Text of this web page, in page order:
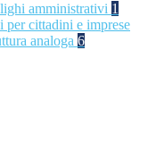
amministrativi 1
cittadini e imprese
analoga 6